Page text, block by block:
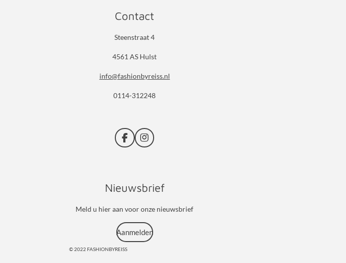
Contact
Steenstraat 4
4561 AS Hulst
info@fashionbyreiss.nl
0114-312248
F
a
o
o
I
n
g
r
m
Nieuwsbrief
Meld u hier aan voor onze nieuwsbrief
Aanmelden
© 2022 FASHIONBYREISS